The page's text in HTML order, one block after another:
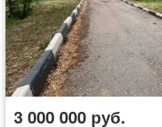
3 000 000 руб.